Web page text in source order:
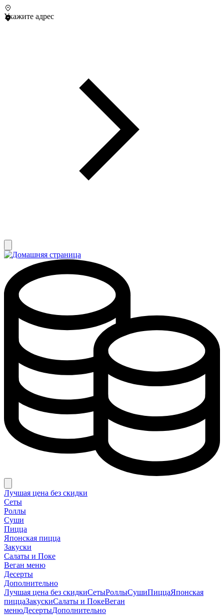
Укажите адрес
Лучшая цена без скидки
Сеты
Роллы
Суши
Пицца
Японская пицца
Закуски
Салаты и Поке
Веган меню
Десерты
Дополнительно
Лучшая цена без скидкиСетыРоллыСушиПиццаЯпонская
пиццаЗакускиСалаты и ПокеВеган
менюДесертыДополнительно